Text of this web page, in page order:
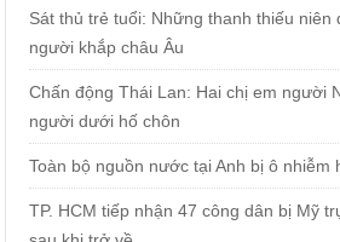
Sát thủ trẻ tuổi: Những thanh thiếu niên
người khắp châu Âu
Chấn động Thái Lan: Hai chị em người
người dưới hố chôn
Toàn bộ nguồn nước tại Anh bị ô nhiễm
TP. HCM tiếp nhận 47 công dân bị Mỹ